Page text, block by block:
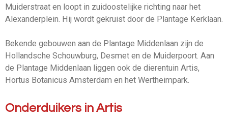
Muiderstraat en loopt in zuidoostelijke richting naar het
Alexanderplein. Hij wordt gekruist door de Plantage Kerklaan.
Bekende gebouwen aan de Plantage Middenlaan zijn de
Hollandsche Schouwburg, Desmet en de Muiderpoort. Aan
de Plantage Middenlaan liggen ook de dierentuin Artis,
Hortus Botanicus Amsterdam en het Wertheimpark.
Onderduikers in Artis